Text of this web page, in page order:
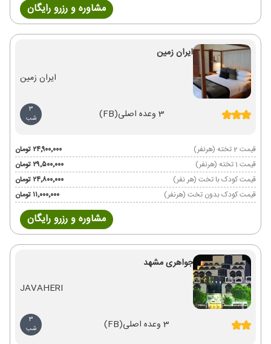
مشاوره و رزرو رایگان
ایران زمین
ایران زمین
3 وعده اصلی (FB)
3
شب
قیمت 2 تخته (هرنفر)
۲۴٬۹۰۰٬۰۰۰ تومان
قیمت 1 تخته (هرنفر)
۲۹٬۵۰۰٬۰۰۰ تومان
قیمت کودک با تخت (هر نفر)
۲۴٬۸۰۰٬۰۰۰ تومان
قیمت کودک بدون تخت (هرنفر)
۱۱٬۰۰۰٬۰۰۰ تومان
مشاوره و رزرو رایگان
جواهری مشهد
JAVAHERI
3 وعده اصلی (FB)
3
شب